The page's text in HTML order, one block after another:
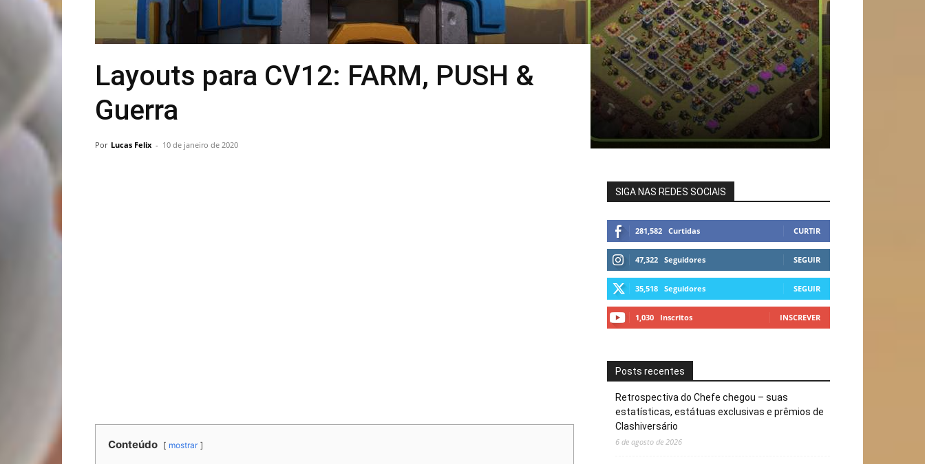
Layouts para CV12: FARM, PUSH &
Guerra
Por Lucas Felix - 10 de janeiro de 2020
Conteúdo mostrar
SIGA NAS REDES SOCIAIS
281,582 Curtidas CURTIR
47,322 Seguidores SEGUIR
35,518 Seguidores SEGUIR
1,030 Inscritos INSCREVER
Posts recentes
Retrospectiva do Chefe chegou – suas
estatísticas, estátuas exclusivas e prêmios de
Clashiversário
6 de agosto de 2026